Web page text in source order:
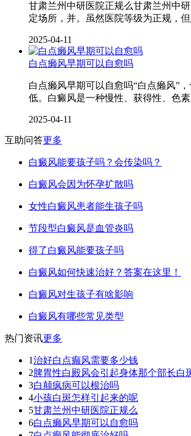
甘肃兰州中研医院正规么甘肃兰州中
定场所，并。虽然医院等级为正规，
2025-04-11
白点癞风早期可以自愈吗
白点癞风早期可以自愈吗“白点癞风”
低。白癜风是一种慢性、获得性、色
2025-04-11
互助问答更多
白癜风能要孩子吗？会传染吗？
白癜风会因为怀孕扩散吗
女性白癜风患者能生孩子吗
节段型白癜风是血管炎吗
得了白癜风能要孩子吗
白癜风如何快速治好？答案在这里！
白癜风对生孩子有啥影响
白癜风有哪些常见类型
热门资讯更多
1治好白点癫风需要多少钱
2脾胃性白殿风会引起身体那个部长白
3白颠疯病可以根治吗
4小孩白斑怎样引起来的呢
5甘肃兰州中研医院正规么
6白点癞风早期可以自愈吗